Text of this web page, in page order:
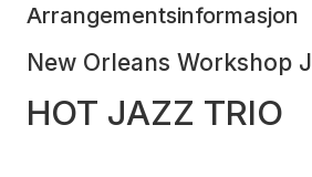
Arrangementsinformasjon
New Orleans Workshop
HOT JAZZ TRIO